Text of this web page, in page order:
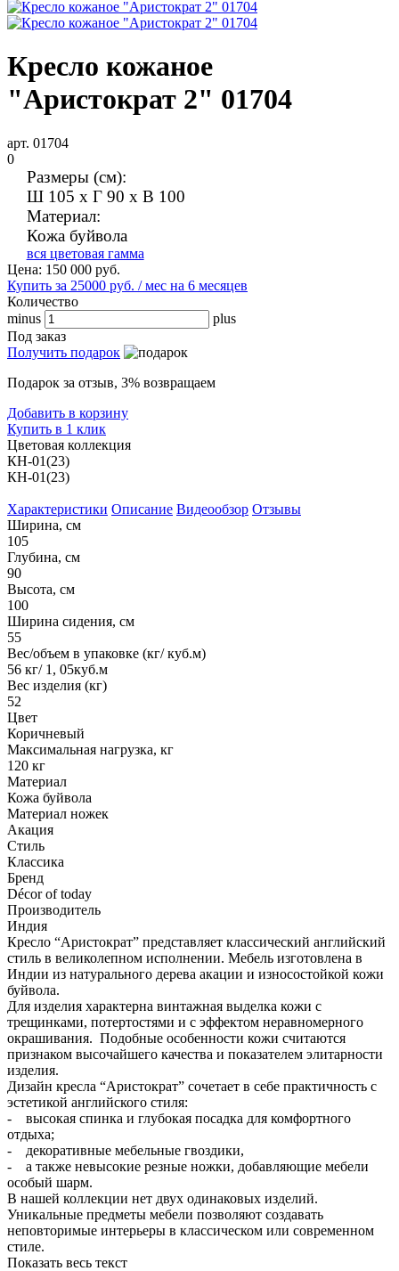
Кресло кожаное
"Аристократ 2" 01704
арт. 01704
0
Размеры (см):
Ш 105 x Г 90 x В 100
Материал:
Кожа буйвола
вся цветовая гамма
Цена: 150 000 руб.
Купить за 25000 руб. / мес на 6 месяцев
Количество
minus
plus
Под заказ
Получить подарок
Подарок за отзыв, 3% возвращаем
Добавить в корзину
Купить в 1 клик
Цветовая коллекция
КН-01(23)
КН-01(23)
Характеристики Описание Видеообзор Отзывы
Ширина, см
105
Глубина, см
90
Высота, см
100
Ширина сидения, см
55
Вес/объем в упаковке (кг/ куб.м)
56 кг/ 1, 05куб.м
Вес изделия (кг)
52
Цвет
Коричневый
Максимальная нагрузка, кг
120 кг
Материал
Кожа буйвола
Материал ножек
Акация
Стиль
Классика
Бренд
Décor of today
Производитель
Индия
Кресло “Аристократ” представляет классический английский
стиль в великолепном исполнении. Мебель изготовлена в
Индии из натурального дерева акации и износостойкой кожи
буйвола.
Для изделия характерна винтажная выделка кожи с
трещинками, потертостями и с эффектом неравномерного
окрашивания. Подобные особенности кожи считаются
признаком высочайшего качества и показателем элитарности
изделия.
Дизайн кресла “Аристократ” сочетает в себе практичность с
эстетикой английского стиля:
- высокая спинка и глубокая посадка для комфортного
отдыха;
- декоративные мебельные гвоздики,
- а также невысокие резные ножки, добавляющие мебели
особый шарм.
В нашей коллекции нет двух одинаковых изделий.
Уникальные предметы мебели позволяют создавать
неповторимые интерьеры в классическом или современном
стиле.
Показать весь текст